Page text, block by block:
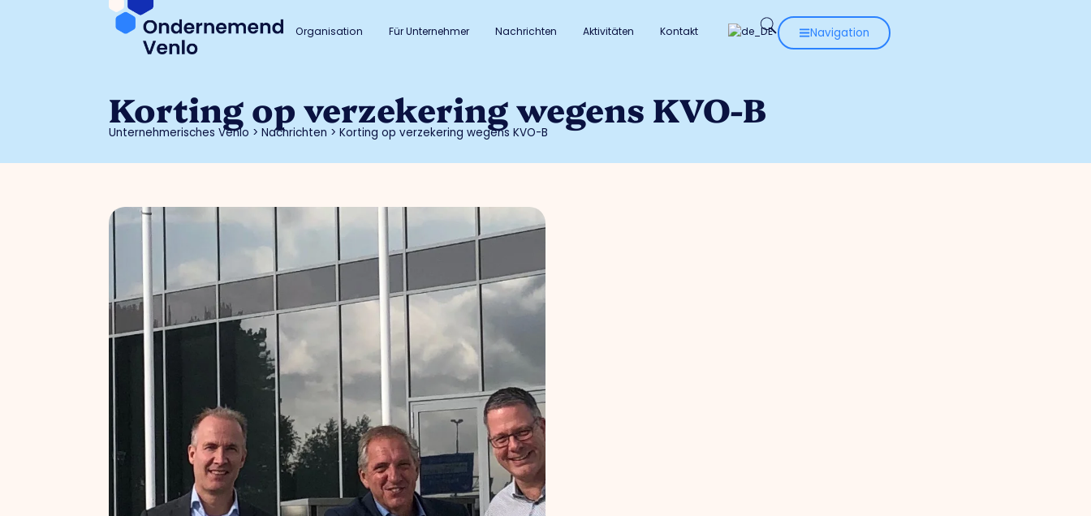
Organisation Für Unternehmer Nachrichten Aktivitäten Kontakt Navigation
Korting op verzekering wegens KVO-B
Unternehmerisches Venlo >Nachrichten >Korting op verzekering wegens KVO-B